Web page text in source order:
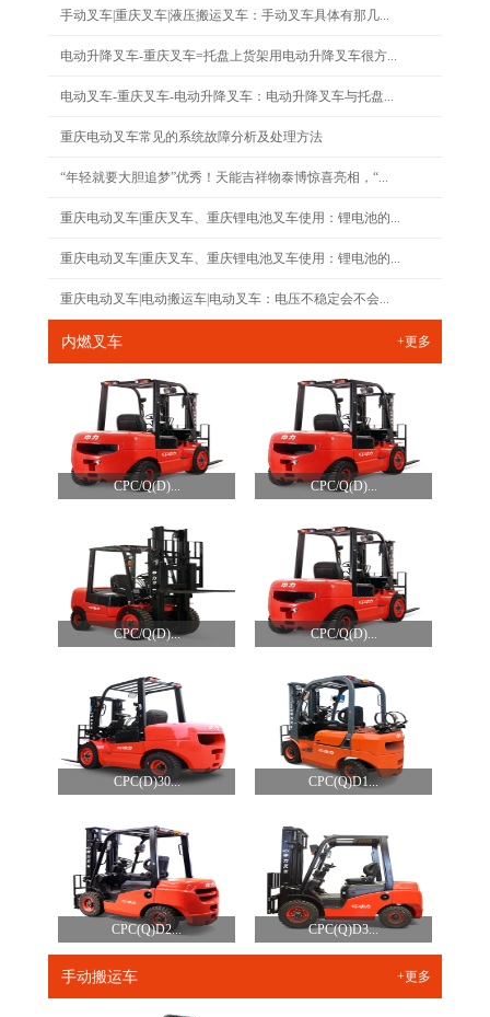
手动叉车|重庆叉车|液压搬运叉车：手动叉车具体有那几...
电动升降叉车-重庆叉车=托盘上货架用电动升降叉车很方...
电动叉车-重庆叉车-电动升降叉车：电动升降叉车与托盘...
重庆电动叉车常见的系统故障分析及处理方法
“年轻就要大胆追梦”优秀！天能吉祥物泰博惊喜亮相，“...
重庆电动叉车|重庆叉车、重庆锂电池叉车使用：锂电池的...
重庆电动叉车|重庆叉车、重庆锂电池叉车使用：锂电池的...
重庆电动叉车|电动搬运车|电动叉车：电压不稳定会不会...
内燃叉车 +更多
CPC/Q(D)... CPC/Q(D)...
CPC/Q(D)... CPC/Q(D)...
CPC(D)30... CPC(Q)D1...
CPC(Q)D2... CPC(Q)D3...
手动搬运车 +更多